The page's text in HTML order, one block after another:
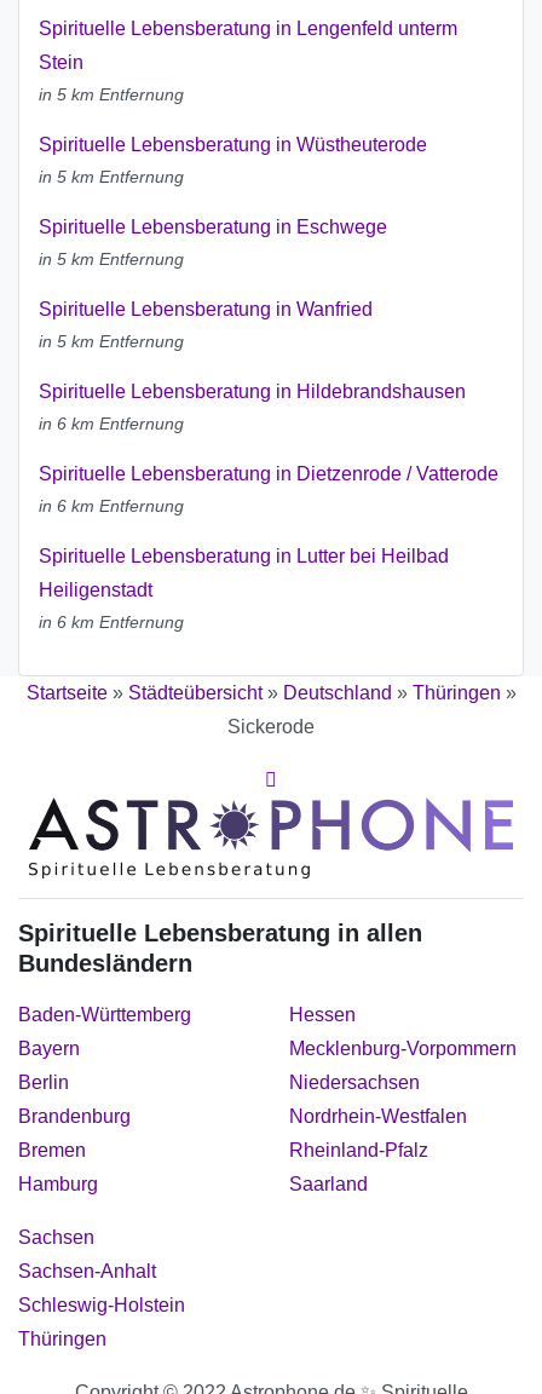
Spirituelle Lebensberatung in Lengenfeld unterm
Stein
in 5 km Entfernung
Spirituelle Lebensberatung in Wüstheuterode
in 5 km Entfernung
Spirituelle Lebensberatung in Eschwege
in 5 km Entfernung
Spirituelle Lebensberatung in Wanfried
in 5 km Entfernung
Spirituelle Lebensberatung in Hildebrandshausen
in 6 km Entfernung
Spirituelle Lebensberatung in Dietzenrode / Vatterode
in 6 km Entfernung
Spirituelle Lebensberatung in Lutter bei Heilbad
Heiligenstadt
in 6 km Entfernung
Startseite» Städteübersicht» Deutschland » Thüringen »
Sickerode
Spirituelle Lebensberatung in allen
Bundesländern
Baden-Württemberg
Bayern
Berlin
Brandenburg
Bremen
Hamburg
Hessen
Mecklenburg-Vorpommern
Niedersachsen
Nordrhein-Westfalen
Rheinland-Pfalz
Saarland
Sachsen
Sachsen-Anhalt
Schleswig-Holstein
Thüringen